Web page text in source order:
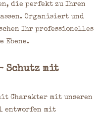
die perfekt zu Ihren
Organisiert und
Ihr professionelles
Ebene.
Schutz mit
Charakter mit unseren
entworfen mit